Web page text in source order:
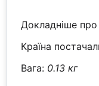
Докладніше
Країна
Вага: 0.13 кг